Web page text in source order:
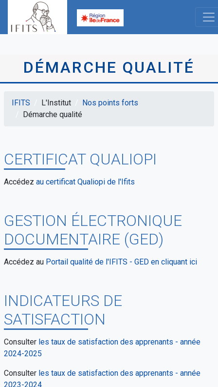
contenu
DÉMARCHE QUALITÉ
IFITS L'Institut
Nos points forts
Démarche qualité
CERTIFICAT QUALIOPI
Accédez au certificat Qualiopi de l'Ifits
GESTION ÉLECTRONIQUE
DOCUMENTAIRE (GED)
Accédez au Portail qualité de l'IFITS - GED en cliquant ici
INDICATEURS DE
SATISFACTION
Consulter les taux de satisfaction des apprenants - année
2024-2025
Consulter les taux de satisfaction des apprenants - année
2023-2024